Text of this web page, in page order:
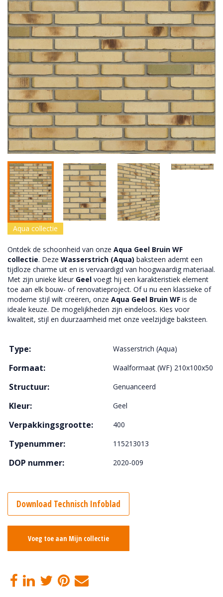
Aqua collectie
Ontdek de schoonheid van onze Aqua Geel Bruin WF
collectie. Deze Wasserstrich (Aqua) baksteen ademt een
tijdloze charme uit en is vervaardigd van hoogwaardig materiaal.
Met zijn unieke kleur Geel voegt hij een karakteristiek element
toe aan elk bouw- of renovatieproject. Of u nu een klassieke of
moderne stijl wilt creëren, onze Aqua Geel Bruin WF is de
ideale keuze. De mogelijkheden zijn eindeloos. Kies voor
kwaliteit, stijl en duurzaamheid met onze veelzijdige baksteen.
Type: Wasserstrich (Aqua)
Formaat: Waalformaat (WF) 210x100x50
Structuur: Genuanceerd
Kleur: Geel
Verpakkingsgrootte: 400
Typenummer: 115213013
DOP nummer: 2020-009
Download Technisch Infoblad
Voeg toe aan Mijn collectie